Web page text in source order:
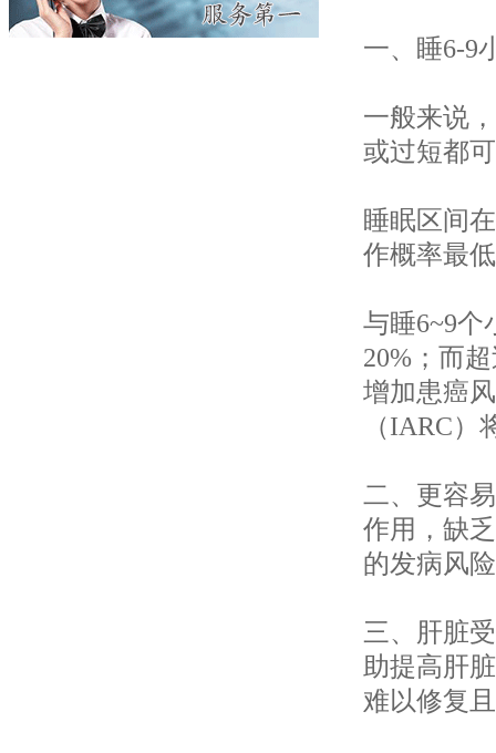
一、睡6-9
一般来说
或过短都
睡眠区间
作概率最
与睡6~9个
20%；而
增加患癌
（IARC
二、更容
作用，缺
的发病风
三、肝脏
助提高肝
难以修复